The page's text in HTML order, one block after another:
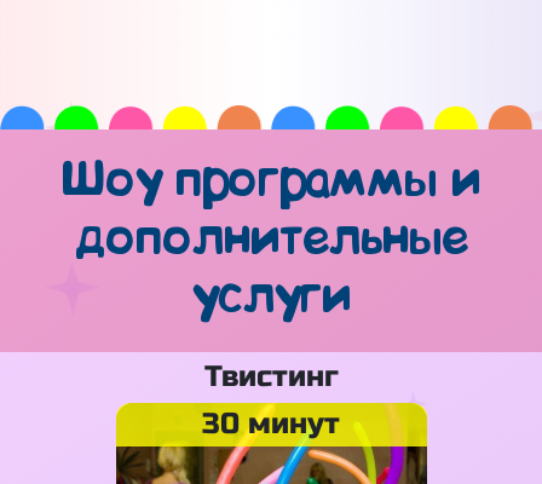
Шоу программы и
дополнительные
услуги
Твистинг
30 минут